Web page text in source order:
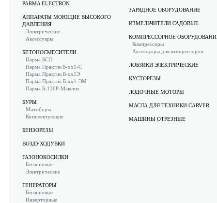
PARMA ELECTRON
АППАРАТЫ МОЮЩИЕ ВЫСОКОГО
ДАВЛЕНИЯ
Электрические
Аксессуары
БЕТОНОСМЕСИТЕЛИ
Парма БСЛ
Парма Практик Б-хх1-С
Парма Практик Б-хх1Э
Парма Практик Б-хх1-ЭМ
Парма Б-130Р-Максим
БУРЫ
Мотобуры
Комплектующие
БЕНЗОРЕЗЫ
ВОЗДУХОДУВКИ
ГАЗОНОКОСИЛКИ
Бензиновые
Электрические
ГЕНЕРАТОРЫ
Бензиновые
Инверторные
ЗАРЯДНОЕ ОБОРУДОВАНИЕ
ИЗМЕЛЬЧИТЕЛИ САДОВЫЕ
КОМПРЕССОРНОЕ
Компрессоры
Аксессуары для компрессоров
ЛОБЗИКИ ЭЛЕКТРИЧЕСКИЕ
КУСТОРЕЗЫ
ЛОДОЧНЫЕ МОТОРЫ
МАСЛА ДЛЯ ТЕХНИКИ CARVER
МАШИНЫ ОТРЕЗНЫЕ